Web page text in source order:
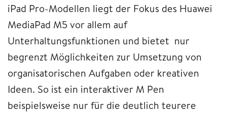
iPad Pro-Modellen liegt der Fokus des Huawei
MediaPad M5 vor allem auf
Unterhaltungsfunktionen und bietet nur
begrenzt Möglichkeiten zur Umsetzung von
organisatorischen Aufgaben oder kreativen
Ideen. So ist ein interaktiver M Pen
beispielsweise nur für die deutlich teurere